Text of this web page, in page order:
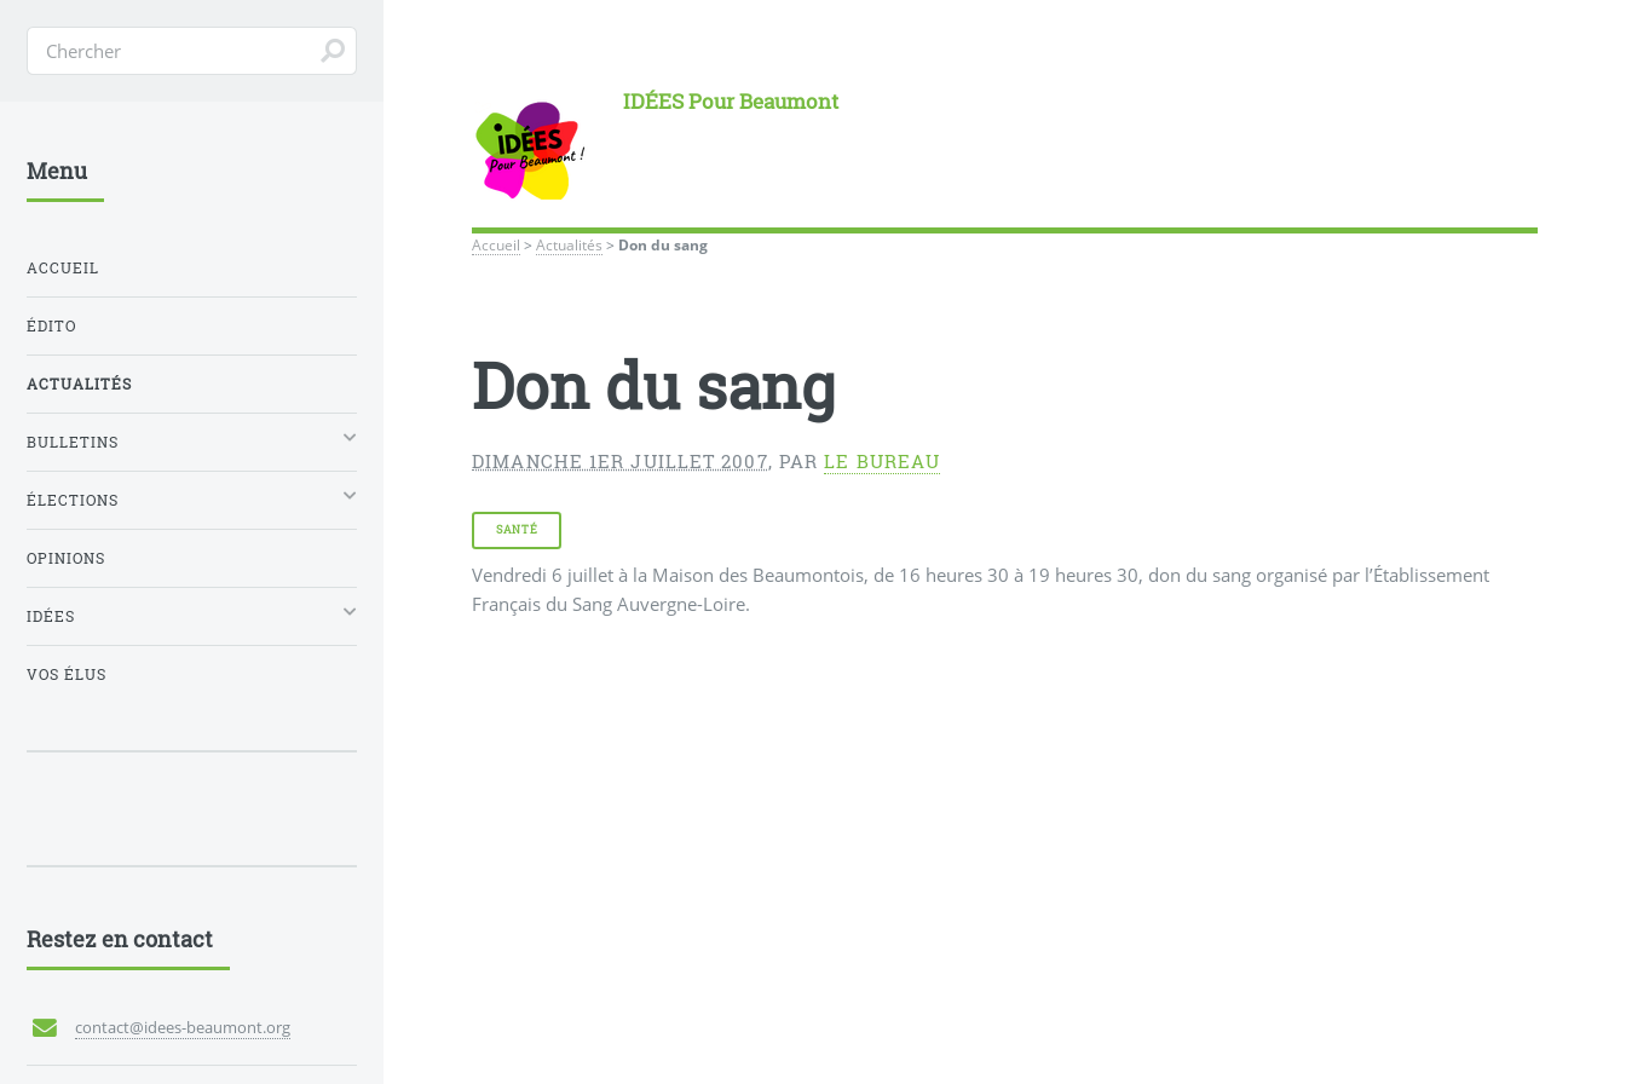
IDÉES Pour Beaumont
Accueil >Actualités > Don du sang
Don du sang
DIMANCHE 1ER JUILLET 2007, PARLE BUREAU
SANTÉ
Vendredi 6 juillet à la Maison des Beaumontois, de 16 heures 30 à 19 heures 30, don du sang organisé par l’Établissement
Français du Sang Auvergne-Loire.
Menu
ACCUEIL
ÉDITO
ACTUALITÉS
BULLETINS
ÉLECTIONS
OPINIONS
IDÉES
VOS ÉLUS
Restez en contact
contact@idees-beaumont.org